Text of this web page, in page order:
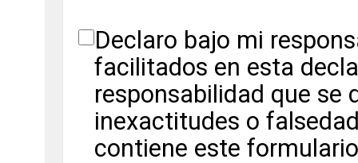
Declaro bajo mi
facilitados en esta
responsabilidad que se
inexactitudes o
contiene este